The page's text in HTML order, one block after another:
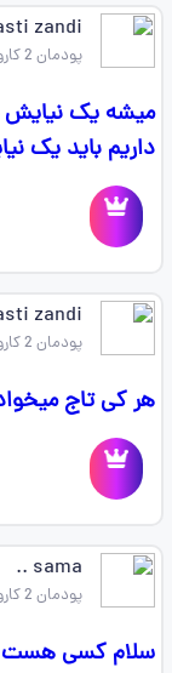
zandi
پودمان 2 کاروفناوری هفتم
میشه یک نیایش
داریم باید یک
zandi
پودمان 2 کاروفناوری هفتم
هر کی تاج
sama ..
پودمان 2 کاروفناوری هفتم
سلام کسی هست